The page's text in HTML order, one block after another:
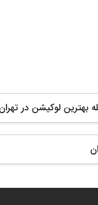
بهترین لوکیشن در